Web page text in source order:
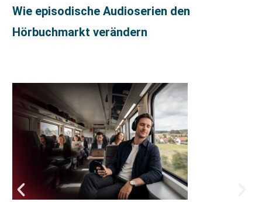
Wie episodische Audioserien den
Hörbuchmarkt verändern